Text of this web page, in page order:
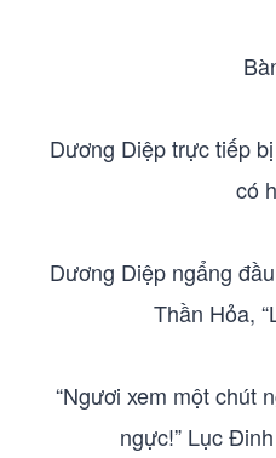
Dương Diệp trực tiếp
có
Dương Diệp ngẩng
Thần Hỏa,
“Ngươi xem một chút
ngực!” Lục